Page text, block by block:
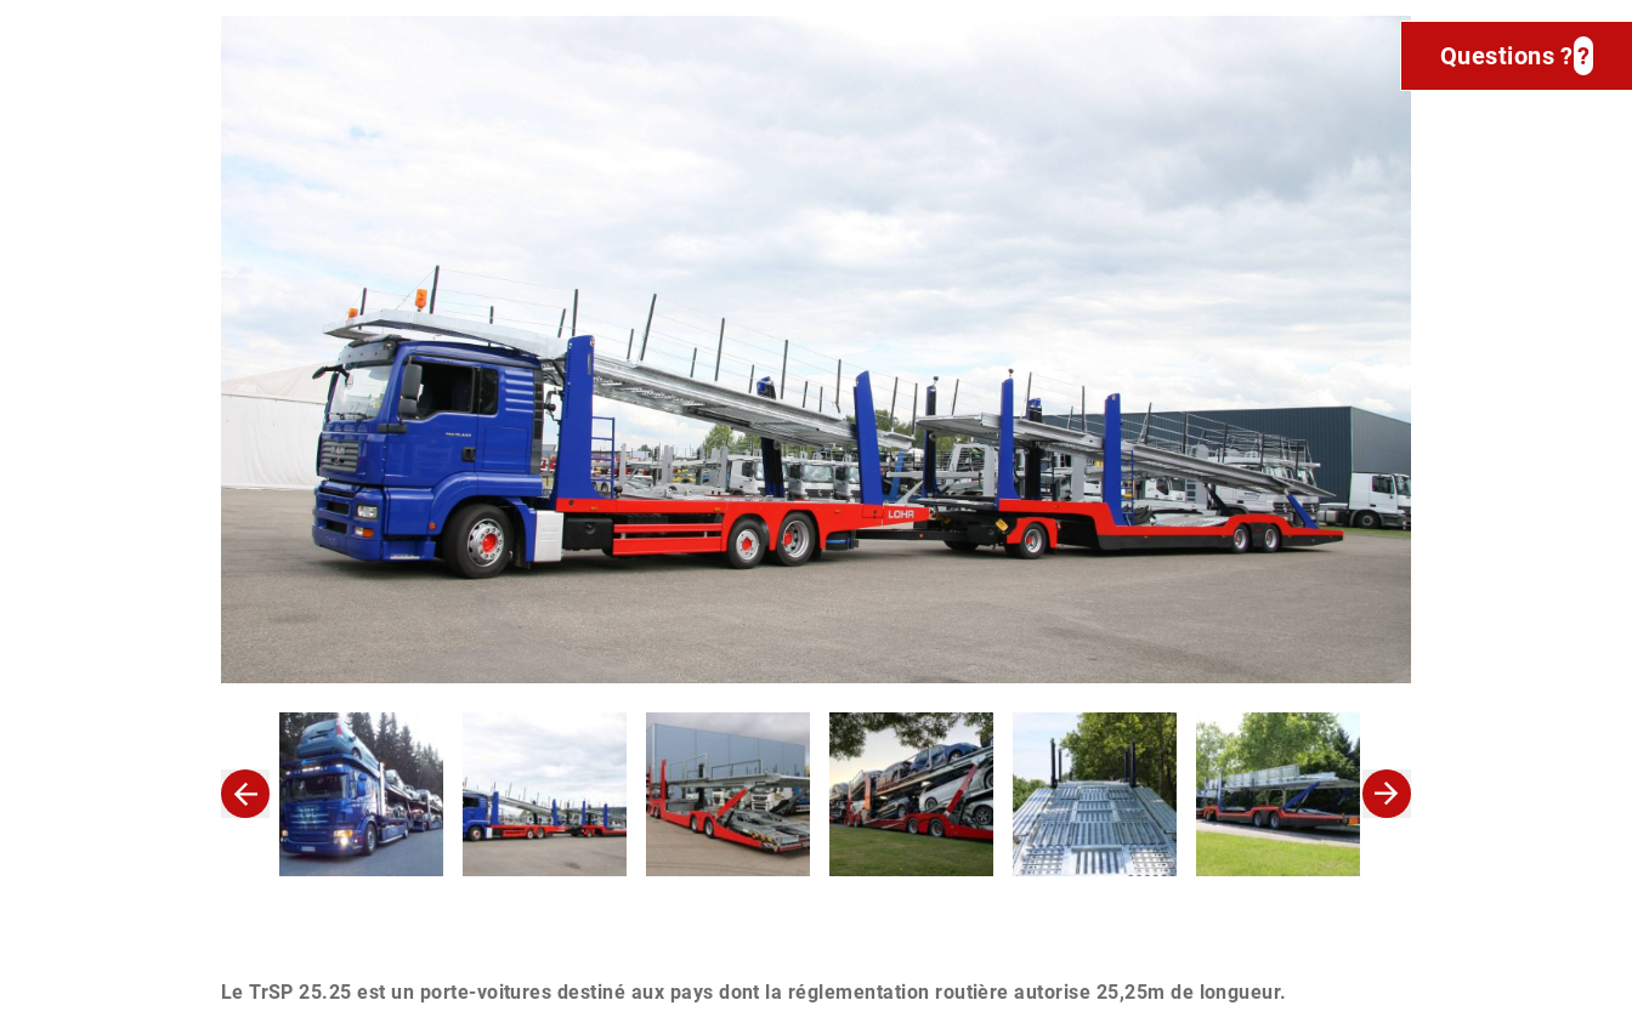
Le TrSP 25.25 est un porte-voitures destiné aux pays dont la réglementation routière autorise 25,25m de longueur.
Questions ??